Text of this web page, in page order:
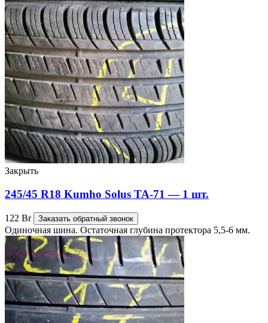
Закрыть
245/45 R18 Kumho Solus TA-71 — 1 шт.
122 Br Заказать обратный звонок
Одиночная шина. Остаточная глубина протектора 5,5-6 мм.